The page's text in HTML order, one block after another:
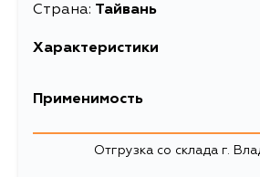
Страна: Тайвань
Характеристики
Применимость
Отгрузка со склада г.